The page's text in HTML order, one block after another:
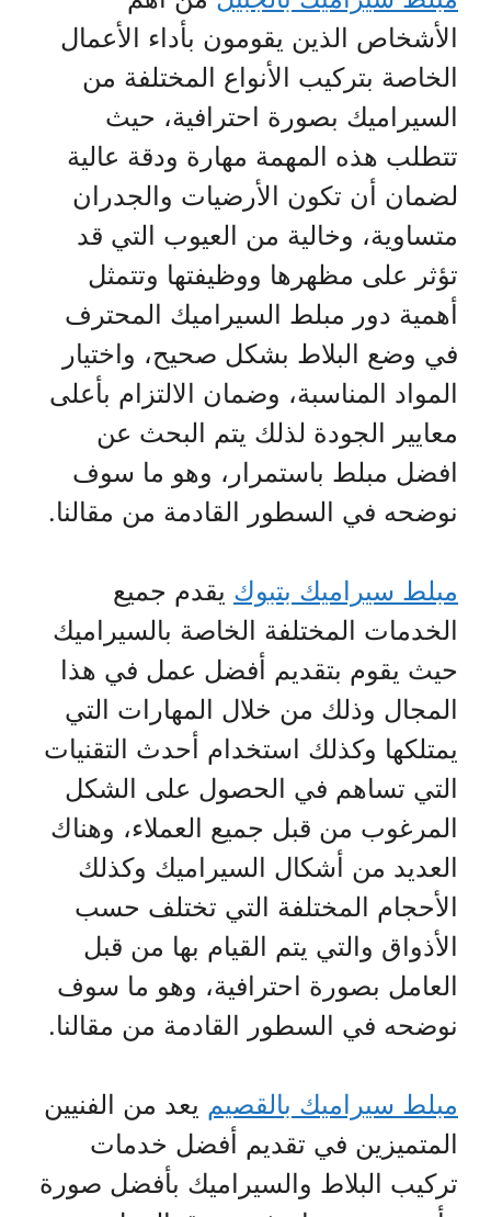
الأشخاص الذين يقومون بأداء الأعمال
الخاصة بتركيب الأنواع المختلفة من
السيراميك بصورة احترافية، حيث
تتطلب هذه المهمة مهارة ودقة عالية
لضمان أن تكون الأرضيات والجدران
متساوية، وخالية من العيوب التي قد
تؤثر على مظهرها ووظيفتها وتتمثل
أهمية دور مبلط السيراميك المحترف
في وضع البلاط بشكل صحيح، واختيار
المواد المناسبة، وضمان الالتزام بأعلى
معايير الجودة لذلك يتم البحث عن
افضل مبلط باستمرار، وهو ما سوف
نوضحه في السطور القادمة من مقالنا.
مبلط سيراميك بتبوك يقدم جميع
الخدمات المختلفة الخاصة بالسيراميك
حيث يقوم بتقديم أفضل عمل في هذا
المجال وذلك من خلال المهارات التي
يمتلكها وكذلك استخدام أحدث التقنيات
التي تساهم في الحصول على الشكل
المرغوب من قبل جميع العملاء، وهناك
العديد من أشكال السيراميك وكذلك
الأحجام المختلفة التي تختلف حسب
الأذواق والتي يتم القيام بها من قبل
العامل بصورة احترافية، وهو ما سوف
نوضحه في السطور القادمة من مقالنا.
مبلط سيراميك بالقصيم يعد من الفنيين
المتميزين في تقديم أفضل خدمات
تركيب البلاط والسيراميك بأفضل صورة